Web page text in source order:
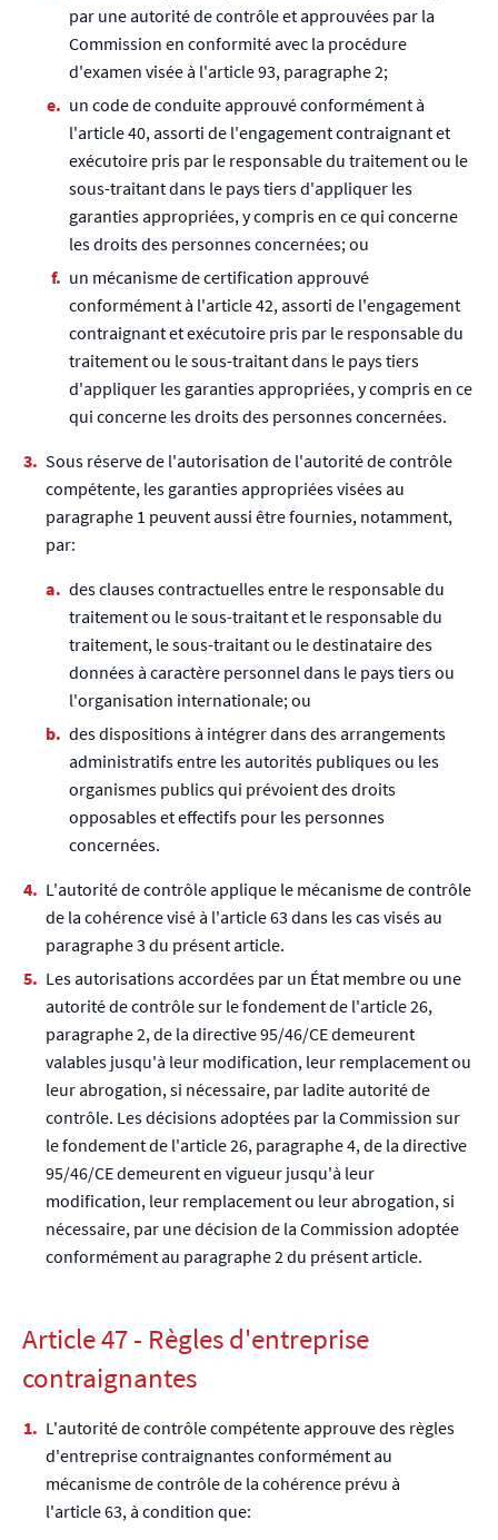
par une autorité de contrôle et approuvées par la
Commission en conformité avec la procédure
d'examen visée à l'article 93, paragraphe 2;
un code de conduite approuvé conformément à
l'article 40, assorti de l'engagement contraignant et
exécutoire pris par le responsable du traitement ou le
sous-traitant dans le pays tiers d'appliquer les
garanties appropriées, y compris en ce qui concerne
les droits des personnes concernées; ou
un mécanisme de certification approuvé
conformément à l'article 42, assorti de l'engagement
contraignant et exécutoire pris par le responsable du
traitement ou le sous-traitant dans le pays tiers
d'appliquer les garanties appropriées, y compris en ce
qui concerne les droits des personnes concernées.
Sous réserve de l'autorisation de l'autorité de contrôle
compétente, les garanties appropriées visées au
paragraphe 1 peuvent aussi être fournies, notamment,
par:
des clauses contractuelles entre le responsable du
traitement ou le sous-traitant et le responsable du
traitement, le sous-traitant ou le destinataire des
données à caractère personnel dans le pays tiers ou
l'organisation internationale; ou
des dispositions à intégrer dans des arrangements
administratifs entre les autorités publiques ou les
organismes publics qui prévoient des droits
opposables et effectifs pour les personnes
concernées.
L'autorité de contrôle applique le mécanisme de contrôle
de la cohérence visé à l'article 63 dans les cas visés au
paragraphe 3 du présent article.
Les autorisations accordées par un État membre ou une
autorité de contrôle sur le fondement de l'article 26,
paragraphe 2, de la directive 95/46/CE demeurent
valables jusqu'à leur modification, leur remplacement ou
leur abrogation, si nécessaire, par ladite autorité de
contrôle. Les décisions adoptées par la Commission sur
le fondement de l'article 26, paragraphe 4, de la directive
95/46/CE demeurent en vigueur jusqu'à leur
modification, leur remplacement ou leur abrogation, si
nécessaire, par une décision de la Commission adoptée
conformément au paragraphe 2 du présent article.
Article 47 - Règles d'entreprise
contraignantes
L'autorité de contrôle compétente approuve des règles
d'entreprise contraignantes conformément au
mécanisme de contrôle de la cohérence prévu à
l'article 63, à condition que: